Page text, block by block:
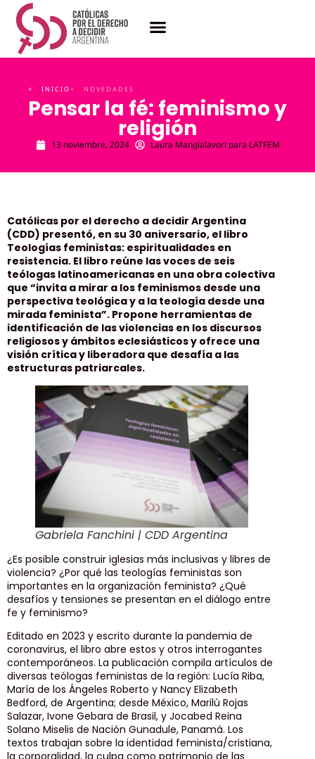
< INICIO< NOVEDADES
Pensar la fé: feminismo y
religión
13 noviembre, 2024 Laura Mangialavori para LATFEM
Católicas por el derecho a decidir Argentina
(CDD) presentó, en su 30 aniversario, el libro
Teologías feministas: espiritualidades en
resistencia. El libro reúne las voces de seis
teólogas latinoamericanas en una obra colectiva
que “invita a mirar a los feminismos desde una
perspectiva teológica y a la teología desde una
mirada feminista”. Propone herramientas de
identificación de las violencias en los discursos
religiosos y ámbitos eclesiásticos y ofrece una
visión crítica y liberadora que desafía a las
estructuras patriarcales.
Gabriela Fanchini | CDD Argentina
¿Es posible construir iglesias más inclusivas y libres de
violencia? ¿Por qué las teologías feministas son
importantes en la organización feminista? ¿Qué
desafíos y tensiones se presentan en el diálogo entre
fe y feminismo?
Editado en 2023 y escrito durante la pandemia de
coronavirus, el libro abre estos y otros interrogantes
contemporáneos. La publicación compila artículos de
diversas teólogas feministas de la región: Lucía Riba,
María de los Ángeles Roberto y Nancy Elizabeth
Bedford, de Argentina; desde México, Marilú Rojas
Salazar, Ivone Gebara de Brasil, y Jocabed Reina
Solano Miselis de Nación Gunadule, Panamá. Los
textos trabajan sobre la identidad feminista/cristiana,